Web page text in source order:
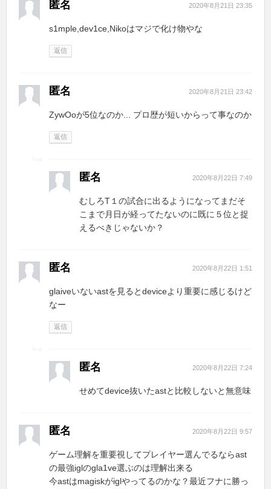
匿名 2020年8月21日 23:35
s1mple,dev1ce,Nikoはマジで化け物やな
返信
匿名 2020年8月21日 23:42
ZywOoが5位なのか... プロ歴が短いからって事なのか
返信
匿名 2020年8月22日 7:49
むしろT１の試合に出るようになってまだそ
こまで月日が経ってたないのに既に５位と捉
えるべきじゃないか？
匿名 2020年8月22日 1:51
glaiveいないastを見るとdeviceより重要に感じるけど
なー
返信
匿名 2020年8月22日 7:24
せめてdevice抜いたastと比較しないと無意味
匿名 2020年8月22日 9:57
ゲーム理解を重要視してプレイヤー選んでるならast
の最強iglのgla1ve選ぶのは理解出来る
今astはmagiskがiglやってるのかな？最近フナに勝っ